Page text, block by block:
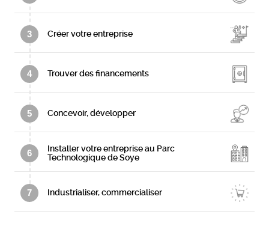
3 Créer votre entreprise
4 Trouver des financements
5 Concevoir, développer
6
Installer votre entreprise au Parc
Technologique de Soye
7 Industrialiser, commercialiser